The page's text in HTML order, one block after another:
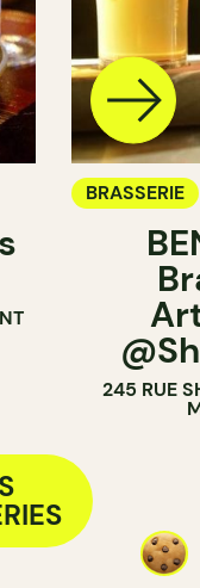
BRASSERIE
245 RUE